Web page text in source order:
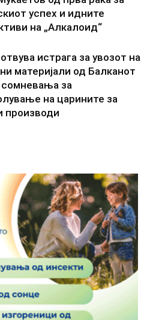
успех и идните
на „Алкалоид“
истрага за увозот на
материјали од Балканот
за
на царините за
производи